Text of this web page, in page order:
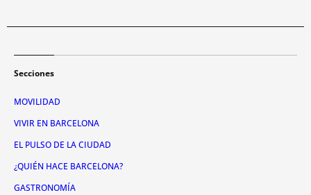
Secciones
MOVILIDAD
VIVIR EN BARCELONA
EL PULSO DE LA CIUDAD
¿QUIÉN HACE BARCELONA?
GASTRONOMÍA